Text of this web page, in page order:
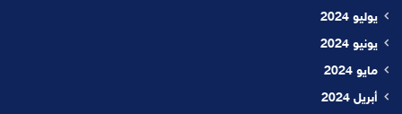
يوليو 2024
يونيو 2024
مايو 2024
أبريل 2024